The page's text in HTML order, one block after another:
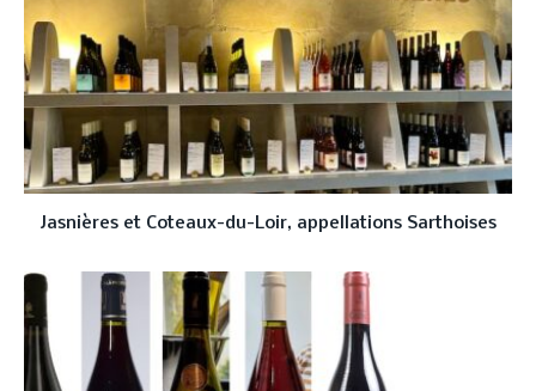
Jasnières et Coteaux-du-Loir, appellations Sarthoises